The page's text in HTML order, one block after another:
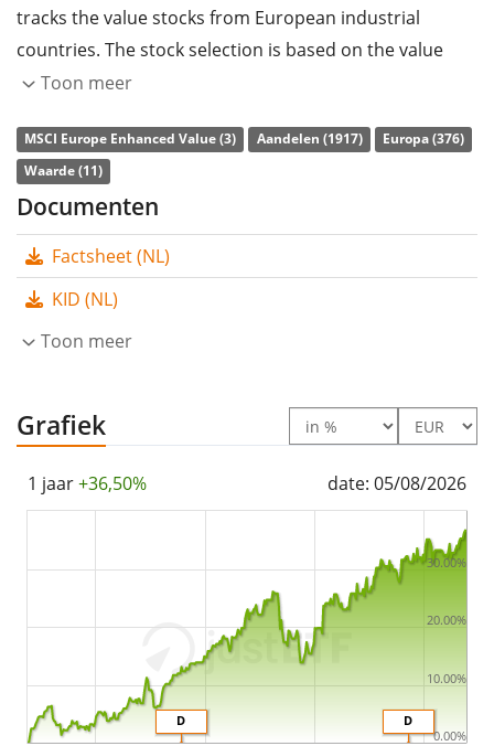
tracks the value stocks from European industrial
countries. The stock selection is based on the value
factor of three variables: price-to-book value, price-to-
from operations. The weight of each sector in this
index is equated with the weight of that sector in the
MSCI Europe.
The ETF'sTER(total expense ratio) amounts to
p.a. . The ETF replicates the performance of the
selection of the most relevant index constituents). The
(Halfjaarlijks).
EUR (Dist) has
and is
domiciled in Ierland.
Toon meer
MSCI Europe Enhanced Value (3) Aandelen (1917)
Europa (376)
Waarde (11)
Documenten
Factsheet (NL)
KID (NL)
Toon meer
Grafiek
1 jaar+36,50% date: 05/08/2026
D
D
0.00%
10.00%
20.00%
30.00%